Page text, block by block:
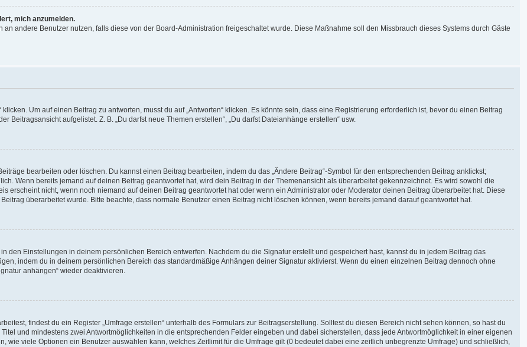
mich anzumelden.
andere Benutzer nutzen, falls diese von der Board-Administration freigeschaltet wurde. Diese Maßnahme soll den Missbrauch dieses Systems durch Gäste
Um auf einen Beitrag zu antworten, musst du auf „Antworten“ klicken. Es könnte sein, dass eine Registrierung erforderlich ist, bevor du einen Beitrag
aufgelistet. Z. B. „Du darfst neue Themen erstellen“, „Du darfst Dateianhänge erstellen“ usw.
bearbeiten oder löschen. Du kannst einen Beitrag bearbeiten, indem du das „Ändere Beitrag“-Symbol für den entsprechenden Beitrag anklickst;
Wenn bereits jemand auf deinen Beitrag geantwortet hat, wird dein Beitrag in der Themenansicht als überarbeitet gekennzeichnet. Es wird sowohl die
erscheint nicht, wenn noch niemand auf deinen Beitrag geantwortet hat oder wenn ein Administrator oder Moderator deinen Beitrag überarbeitet hat. Diese
überarbeitet wurde. Bitte beachte, dass normale Benutzer einen Beitrag nicht löschen können, wenn bereits jemand darauf geantwortet hat.
den Einstellungen in deinem persönlichen Bereich entwerfen. Nachdem du die Signatur erstellt und gespeichert hast, kannst du in jedem Beitrag das
indem du in deinem persönlichen Bereich das standardmäßige Anhängen deiner Signatur aktivierst. Wenn du einen einzelnen Beitrag dennoch ohne
anhängen“ wieder deaktivieren.
findest du ein Register „Umfrage erstellen“ unterhalb des Formulars zur Beitragserstellung. Solltest du diesen Bereich nicht sehen können, so hast du
und mindestens zwei Antwortmöglichkeiten in die entsprechenden Felder eingeben und dabei sicherstellen, dass jede Antwortmöglichkeit in einer eigenen
wie viele Optionen ein Benutzer auswählen kann, welches Zeitlimit für die Umfrage gilt (0 bedeutet dabei eine zeitlich unbegrenzte Umfrage) und schließlich,